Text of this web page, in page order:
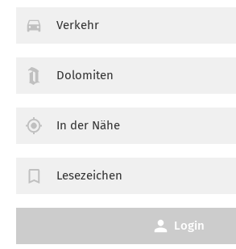
Verkehr
Dolomiten
In der Nähe
Lesezeichen
Login